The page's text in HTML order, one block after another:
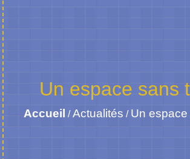
Un espace sans
Accueil /Actualités / Un